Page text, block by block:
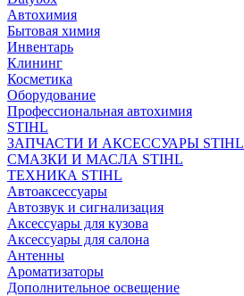
Автохимия
Бытовая химия
Инвентарь
Клининг
Косметика
Оборудование
Профессиональная автохимия
STIHL
ЗАПЧАСТИ И АКСЕССУАРЫ STIHL
СМАЗКИ И МАСЛА STIHL
ТЕХНИКА STIHL
Автоаксессуары
Автозвук и сигнализация
Аксессуары для кузова
Аксессуары для салона
Антенны
Ароматизаторы
Дополнительное освещение